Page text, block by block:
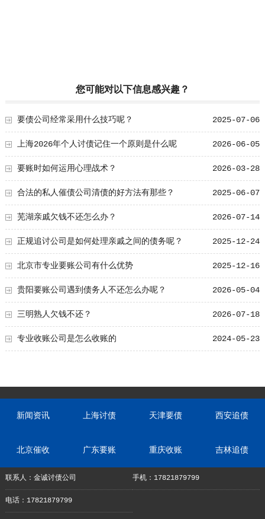
您可能对以下信息感兴趣？
2025-07-06
要债公司经常采用什么技巧呢？
2026-06-05
上海2026年个人讨债记住一个原则是什么呢
2026-03-28
要账时如何运用心理战术？
2025-06-07
合法的私人催债公司清债的好方法有那些？
2026-07-14
芜湖亲戚欠钱不还怎么办？
2025-12-24
正规追讨公司是如何处理亲戚之间的债务呢？
2025-12-16
北京市专业要账公司有什么优势
2026-05-04
贵阳要账公司遇到债务人不还怎么办呢？
2026-07-18
三明熟人欠钱不还？
2024-05-23
专业收账公司是怎么收账的
新闻资讯 上海讨债 天津要债 西安追债
北京催收 广东要账 重庆收账 吉林追债
联系人：金诚讨债公司 手机：17821879799
电话：17821879799